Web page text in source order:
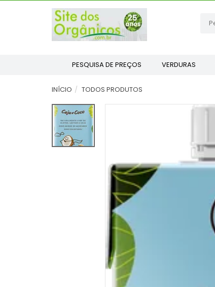
PESQUISA DE PREÇOS VERDURAS
INÍCIO TODOS PRODUTOS